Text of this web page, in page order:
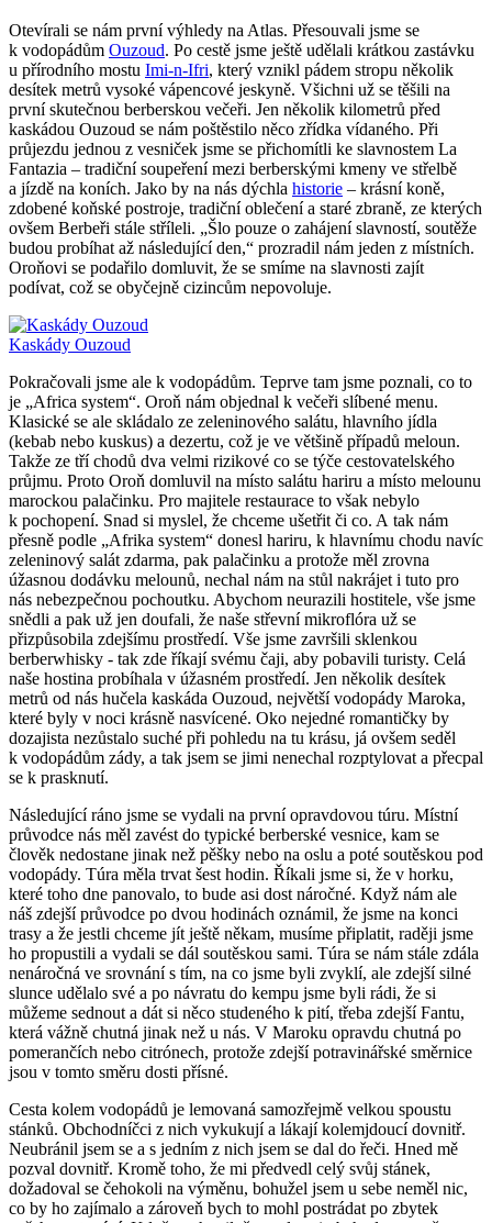
Otevírali se nám první výhledy na Atlas. Přesouvali jsme se
k vodopádům Ouzoud. Po cestě jsme ještě udělali krátkou zastávku
u přírodního mostu Imi-n-Ifri, který vznikl pádem stropu několik
desítek metrů vysoké vápencové jeskyně. Všichni už se těšili na
první skutečnou berberskou večeři. Jen několik kilometrů před
kaskádou Ouzoud se nám poštěstilo něco zřídka vídaného. Při
průjezdu jednou z vesniček jsme se přichomítli ke slavnostem La
Fantazia – tradiční soupeření mezi berberskými kmeny ve střelbě
a jízdě na koních. Jako by na nás dýchla historie – krásní koně,
zdobené koňské postroje, tradiční oblečení a staré zbraně, ze kterých
ovšem Berbeři stále stříleli. „Šlo pouze o zahájení slavností, soutěže
budou probíhat až následující den,“ prozradil nám jeden z místních.
Oroňovi se podařilo domluvit, že se smíme na slavnosti zajít
podívat, což se obyčejně cizincům nepovoluje.
Kaskády Ouzoud
Pokračovali jsme ale k vodopádům. Teprve tam jsme poznali, co to
je „Africa system“. Oroň nám objednal k večeři slíbené menu.
Klasické se ale skládalo ze zeleninového salátu, hlavního jídla
(kebab nebo kuskus) a dezertu, což je ve většině případů meloun.
Takže ze tří chodů dva velmi rizikové co se týče cestovatelského
průjmu. Proto Oroň domluvil na místo salátu hariru a místo melounu
marockou palačinku. Pro majitele restaurace to však nebylo
k pochopení. Snad si myslel, že chceme ušetřit či co. A tak nám
přesně podle „Afrika system“ donesl hariru, k hlavnímu chodu navíc
zeleninový salát zdarma, pak palačinku a protože měl zrovna
úžasnou dodávku melounů, nechal nám na stůl nakrájet i tuto pro
nás nebezpečnou pochoutku. Abychom neurazili hostitele, vše jsme
snědli a pak už jen doufali, že naše střevní mikroflóra už se
přizpůsobila zdejšímu prostředí. Vše jsme završili sklenkou
berberwhisky - tak zde říkají svému čaji, aby pobavili turisty. Celá
naše hostina probíhala v úžasném prostředí. Jen několik desítek
metrů od nás hučela kaskáda Ouzoud, největší vodopády Maroka,
které byly v noci krásně nasvícené. Oko nejedné romantičky by
dozajista nezůstalo suché při pohledu na tu krásu, já ovšem seděl
k vodopádům zády, a tak jsem se jimi nenechal rozptylovat a přecpal
se k prasknutí.
Následující ráno jsme se vydali na první opravdovou túru. Místní
průvodce nás měl zavést do typické berberské vesnice, kam se
člověk nedostane jinak než pěšky nebo na oslu a poté soutěskou pod
vodopády. Túra měla trvat šest hodin. Říkali jsme si, že v horku,
které toho dne panovalo, to bude asi dost náročné. Když nám ale
náš zdejší průvodce po dvou hodinách oznámil, že jsme na konci
trasy a že jestli chceme jít ještě někam, musíme připlatit, raději jsme
ho propustili a vydali se dál soutěskou sami. Túra se nám stále zdála
nenáročná ve srovnání s tím, na co jsme byli zvyklí, ale zdejší silné
slunce udělalo své a po návratu do kempu jsme byli rádi, že si
můžeme sednout a dát si něco studeného k pití, třeba zdejší Fantu,
která vážně chutná jinak než u nás. V Maroku opravdu chutná po
pomerančích nebo citrónech, protože zdejší potravinářské směrnice
jsou v tomto směru dosti přísné.
Cesta kolem vodopádů je lemovaná samozřejmě velkou spoustu
stánků. Obchodníčci z nich vykukují a lákají kolemjdoucí dovnitř.
Neubránil jsem se a s jedním z nich jsem se dal do řeči. Hned mě
pozval dovnitř. Kromě toho, že mi předvedl celý svůj stánek,
dožadoval se čehokoli na výměnu, bohužel jsem u sebe neměl nic,
co by ho zajímalo a zároveň bych to mohl postrádat po zbytek